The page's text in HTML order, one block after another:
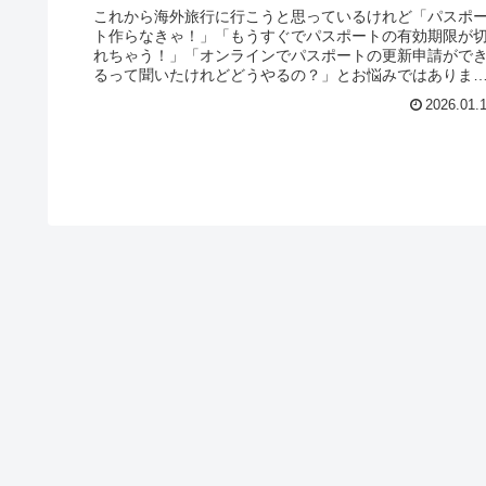
これから海外旅行に行こうと思っているけれど「パスポー
ト作らなきゃ！」「もうすぐでパスポートの有効期限が切
れちゃう！」「オンラインでパスポートの更新申請ができ
るって聞いたけれどどうやるの？」とお悩みではありませ